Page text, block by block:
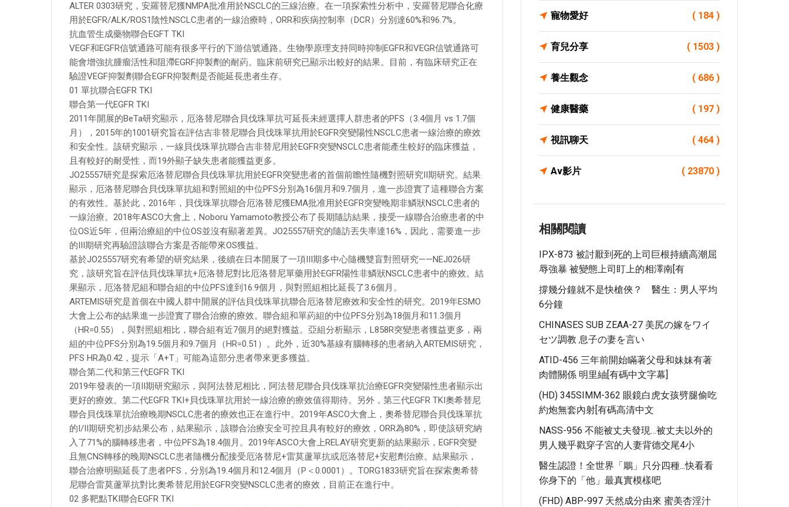
ALTER 0303研究，安羅替尼獲NMPA批准用於NSCLC的三線治療。在一項探索性分析中，安羅替尼聯合化療
用於EGFR/ALK/ROS1陰性NSCLC患者的一線治療時，ORR和疾病控制率（DCR）分別達60%和96.7%。
抗血管生成藥物聯合EGFT TKI
VEGF和EGFR信號通路可能有很多平行的下游信號通路。生物學原理支持同時抑制EGFR和VEGR信號通路可
能會增強抗腫瘤活性和阻滯EGRF抑製劑的耐葯。臨床前研究已顯示出較好的結果。目前，有臨床研究正在
驗證VEGF抑製劑聯合EGFR抑製劑是否能延長患者生存。
01 單抗聯合EGFR TKI
聯合第一代EGFR TKI
2011年開展的BeTa研究顯示，厄洛替尼聯合貝伐珠單抗可延長未經選擇人群患者的PFS（3.4個月 vs 1.7個
月），2015年的1001研究旨在評估吉非替尼聯合貝伐珠單抗用於EGFR突變陽性NSCLC患者一線治療的療效
和安全性。該研究顯示，一線貝伐珠單抗聯合吉非替尼用於EGFR突變NSCLC患者能產生較好的臨床獲益，
且有較好的耐受性，而19外顯子缺失患者能獲益更多。
JO25557研究是探索厄洛替尼聯合貝伐珠單抗用於EGFR突變患者的首個前瞻性隨機對照研究II期研究。結果
顯示，厄洛替尼聯合貝伐珠單抗組和對照組的中位PFS分別為16個月和9.7個月，進一步證實了這種聯合方案
的有效性。基於此，2016年，貝伐珠單抗聯合厄洛替尼獲EMA批准用於EGFR突變晚期非鱗狀NSCLC患者的
一線治療。2018年ASCO大會上，Noboru Yamamoto教授公布了長期隨訪結果，接受一線聯合治療患者的中
位OS近5年，但兩治療組的中位OS並沒有顯著差異。JO25557研究的隨訪丟失率達16%，因此，需要進一步
的III期研究再驗證該聯合方案是否能帶來OS獲益。
基於JO25557研究有希望的研究結果，後續在日本開展了一項III期多中心隨機雙盲對照研究——NEJ026研
究，該研究旨在評估貝伐珠單抗+厄洛替尼對比厄洛替尼單藥用於EGFR陽性非鱗狀NSCLC患者中的療效。結
果顯示，厄洛替尼組和聯合組的中位PFS達到16.9個月，與對照組相比延長了3.6個月。
ARTEMIS研究是首個在中國人群中開展的評估貝伐珠單抗聯合厄洛替尼療效和安全性的研究。2019年ESMO
大會上公布的結果進一步證實了聯合治療的療效。聯合組和單葯組的中位PFS分別為18個月和11.3個月
（HR=0.55），與對照組相比，聯合組有近7個月的絕對獲益。亞組分析顯示，L858R突變患者獲益更多，兩
組的中位PFS分別為19.5個月和9.7個月（HR=0.51）。此外，近30%基線有腦轉移的患者納入ARTEMIS研究，
PFS HR為0.42，提示「A+T」可能為這部分患者帶來更多獲益。
聯合第二代和第三代EGFR TKI
2019年發表的一項II期研究顯示，與阿法替尼相比，阿法替尼聯合貝伐珠單抗治療EGFR突變陽性患者顯示出
更好的療效。第二代EGFR TKI+貝伐珠單抗用於一線治療的療效值得期待。另外，第三代EGFR TKI奧希替尼
聯合貝伐珠單抗治療晚期NSCLC患者的療效也正在進行中。2019年ASCO大會上，奧希替尼聯合貝伐珠單抗
的I/II期研究初步結果公布，結果顯示，該聯合治療安全可控且具有較好的療效，ORR為80%，即使該研究納
入了71%的腦轉移患者，中位PFS為18.4個月。2019年ASCO大會上RELAY研究更新的結果顯示，EGFR突變
且無CNS轉移的晚期NSCLC患者隨機分配接受厄洛替尼+雷莫蘆單抗或厄洛替尼+安慰劑治療。結果顯示，
聯合治療明顯延長了患者PFS，分別為19.4個月和12.4個月（P＜0.0001）。TORG1833研究旨在探索奧希替
尼聯合雷莫蘆單抗對比奧希替尼用於EGFR突變NSCLC患者的療效，目前正在進行中。
02 多靶點TKI聯合EGFR TKI
寵物愛好 ( 184 )
育兒分享 ( 1503 )
養生觀念 ( 686 )
健康醫藥 ( 197 )
視訊聊天 ( 464 )
Av影片 ( 23870 )
相關閱讀
IPX-873 被討厭到死的上司巨根持續高潮屈
辱強暴 被變態上司盯上的相澤南[有
撐幾分鐘就不是快槍俠？ 醫生：男人平均
6分鐘
CHINASES SUB ZEAA-27 美尻の嫁をワイ
セツ調教 息子の妻を言い
ATID-456 三年前開始瞞著父母和妹妹有著
肉體關係 明里紬[有碼中文字幕]
(HD) 345SIMM-362 眼鏡白虎女孩劈腿偷吃
約炮無套內射[有碼高清中文
NASS-956 不能被丈夫發現…被丈夫以外的
男人幾乎戳穿子宮的人妻背德交尾4小
醫生認證！全世界「鵰」只分四種...快看看
你身下的「他」最真實模樣吧
(FHD) ABP-997 天然成分由來 蜜美杏淫汁